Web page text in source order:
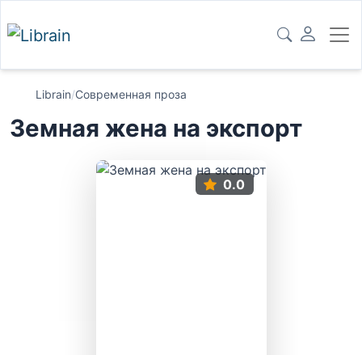
Librain/Современная проза
Земная жена на экспорт
0.0